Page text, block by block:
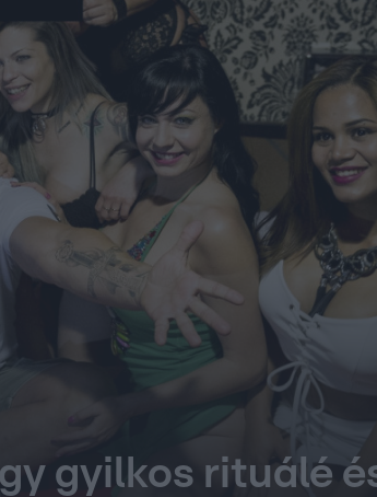
gyilkos rituálé